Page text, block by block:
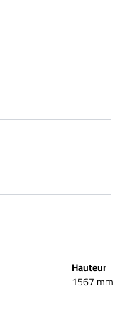
Hauteur
1567 mm